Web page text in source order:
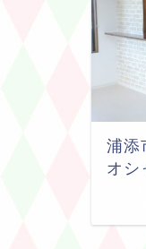
浦添
オシ